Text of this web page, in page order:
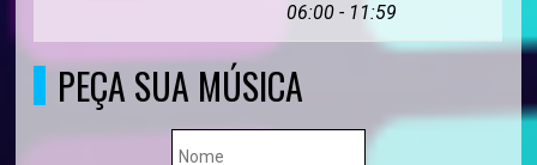
06:00 - 11:59
PEÇA SUA MÚSICA